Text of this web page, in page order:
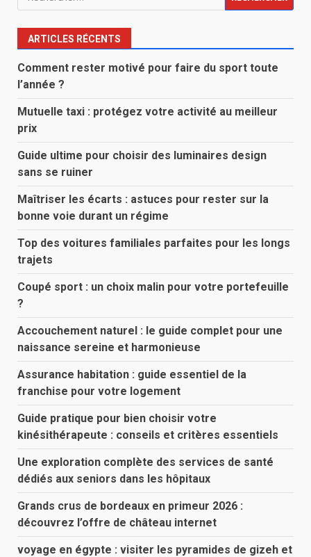
ARTICLES RÉCENTS
Comment rester motivé pour faire du sport toute
l’année ?
Mutuelle taxi : protégez votre activité au meilleur
prix
Guide ultime pour choisir des luminaires design
sans se ruiner
Maîtriser les écarts : astuces pour rester sur la
bonne voie durant un régime
Top des voitures familiales parfaites pour les longs
trajets
Coupé sport : un choix malin pour votre portefeuille
?
Accouchement naturel : le guide complet pour une
naissance sereine et harmonieuse
Assurance habitation : guide essentiel de la
franchise pour votre logement
Guide pratique pour bien choisir votre
kinésithérapeute : conseils et critères essentiels
Une exploration complète des services de santé
dédiés aux seniors dans les hôpitaux
Grands crus de bordeaux en primeur 2026 :
découvrez l’offre de château internet
voyage en égypte : visiter les pyramides de gizeh et